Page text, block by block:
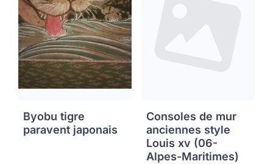
Byobu tigre
paravent japonais
Consoles de mur
anciennes style
Louis xv (06-
Alpes-Maritimes)